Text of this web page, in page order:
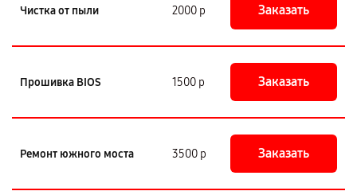
Чистка от пыли 2000 р Заказать
Прошивка BIOS 1500 р Заказать
Ремонт южного моста 3500 р Заказать